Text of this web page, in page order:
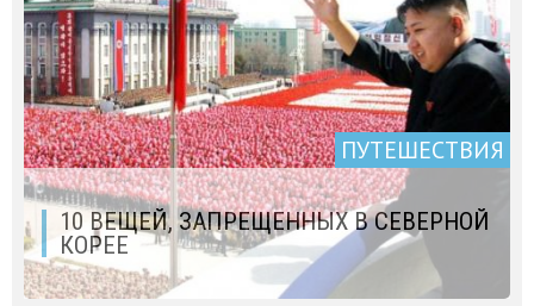
ПУТЕШЕСТВИЯ
10 ВЕЩЕЙ, ЗАПРЕЩЕННЫХ В СЕВЕРНОЙ
КОРЕЕ